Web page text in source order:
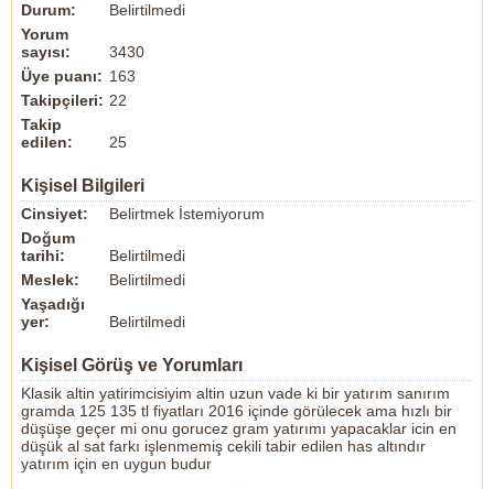
Durum:
Belirtilmedi
Yorum
sayısı:
3430
Üye puanı: 163
Takipçileri: 22
Takip
edilen:
25
Kişisel Bilgileri
Cinsiyet:
Belirtmek İstemiyorum
Doğum
tarihi:
Belirtilmedi
Meslek:
Belirtilmedi
Yaşadığı
yer:
Belirtilmedi
Kişisel Görüş ve Yorumları
Klasik altin yatirimcisiyim altin uzun vade ki bir yatırım sanırım
gramda 125 135 tl fiyatları 2016 içinde görülecek ama hızlı bir
düşüşe geçer mi onu gorucez gram yatırımı yapacaklar icin en
düşük al sat farkı işlenmemiş cekili tabir edilen has altındır
yatırım için en uygun budur